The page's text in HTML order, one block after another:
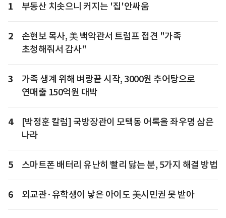
1 부동산 치솟으니 커지는 '집'안싸움
2
손현보 목사, 美 백악관서 트럼프 접견 "가족
초청해줘서 감사"
3
가족 생계 위해 벼랑끝 시작, 3000원 추어탕으로
연매출 150억원 대박
4
[박정훈 칼럼] 국방장관이 모택동 어록을 좌우명 삼은
나라
5 스마트폰 배터리 유난히 빨리 닳는 분, 5가지 해결 방법
6 외교관·유학생이 낳은 아이도 美시민권 못 받아